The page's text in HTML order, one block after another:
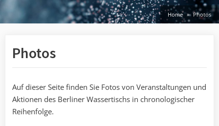
Home Photos
Photos
Auf dieser Seite finden Sie Fotos von Veranstaltungen und
Aktionen des Berliner Wassertischs in chronologischer
Reihenfolge.